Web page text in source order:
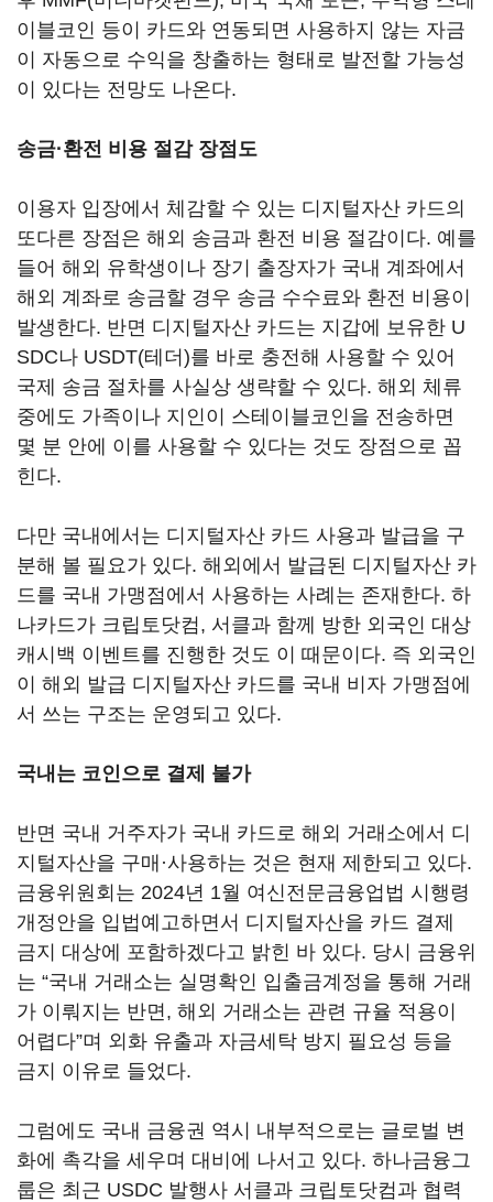
이블코인 등이 카드와 연동되면 사용하지 않는 자금
이 자동으로 수익을 창출하는 형태로 발전할 가능성
이 있다는 전망도 나온다.
송금·환전 비용 절감 장점도
이용자 입장에서 체감할 수 있는 디지털자산 카드의
또다른 장점은 해외 송금과 환전 비용 절감이다. 예를
들어 해외 유학생이나 장기 출장자가 국내 계좌에서
해외 계좌로 송금할 경우 송금 수수료와 환전 비용이
발생한다. 반면 디지털자산 카드는 지갑에 보유한 U
SDC나 USDT(테더)를 바로 충전해 사용할 수 있어
국제 송금 절차를 사실상 생략할 수 있다. 해외 체류
중에도 가족이나 지인이 스테이블코인을 전송하면
몇 분 안에 이를 사용할 수 있다는 것도 장점으로 꼽
힌다.
다만 국내에서는 디지털자산 카드 사용과 발급을 구
분해 볼 필요가 있다. 해외에서 발급된 디지털자산 카
드를 국내 가맹점에서 사용하는 사례는 존재한다. 하
나카드가 크립토닷컴, 서클과 함께 방한 외국인 대상
캐시백 이벤트를 진행한 것도 이 때문이다. 즉 외국인
이 해외 발급 디지털자산 카드를 국내 비자 가맹점에
서 쓰는 구조는 운영되고 있다.
국내는 코인으로 결제 불가
반면 국내 거주자가 국내 카드로 해외 거래소에서 디
지털자산을 구매·사용하는 것은 현재 제한되고 있다.
금융위원회는 2024년 1월 여신전문금융업법 시행령
개정안을 입법예고하면서 디지털자산을 카드 결제
금지 대상에 포함하겠다고 밝힌 바 있다. 당시 금융위
는 “국내 거래소는 실명확인 입출금계정을 통해 거래
가 이뤄지는 반면, 해외 거래소는 관련 규율 적용이
어렵다”며 외화 유출과 자금세탁 방지 필요성 등을
금지 이유로 들었다.
그럼에도 국내 금융권 역시 내부적으로는 글로벌 변
화에 촉각을 세우며 대비에 나서고 있다. 하나금융그
룹은 최근 USDC 발행사 서클과 크립토닷컴과 협력